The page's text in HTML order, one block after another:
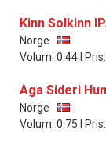
Kinn Solkinn
Norge
Volum: 0.44 l
Aga Sideri
Norge
Volum: 0.75 l